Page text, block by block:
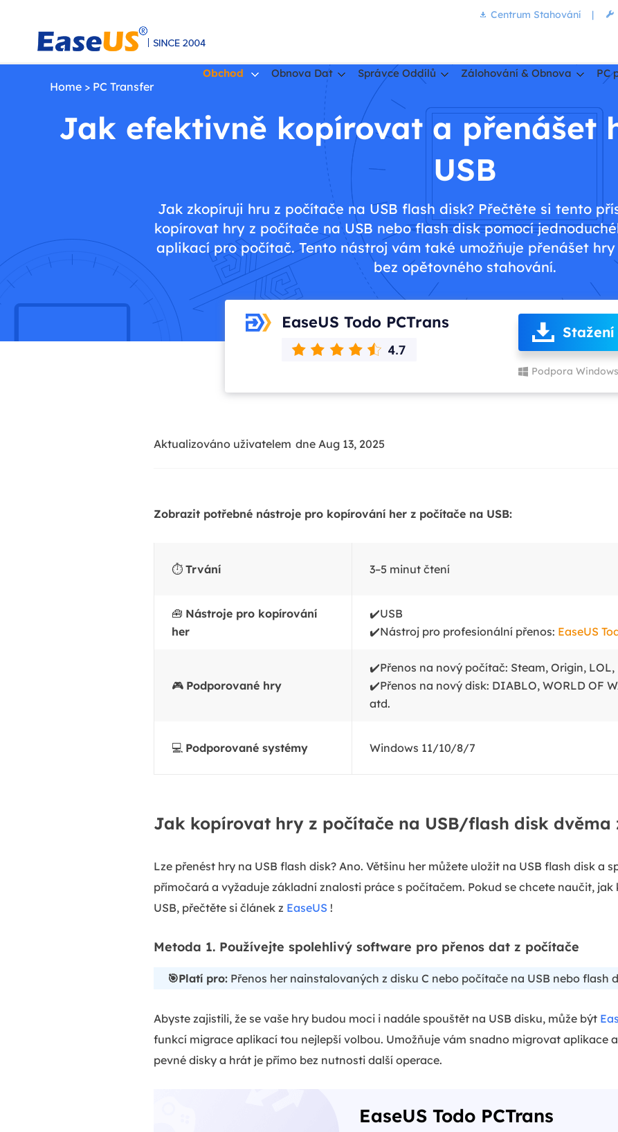
Centrum Stahování |
Obchod Obnova Dat Správce Oddílů Zálohování & Obnova PC
Home > PC Transfer
Jak efektivně kopírovat a přenášet
USB
Jak zkopíruji hru z počítače na USB flash disk? Přečtěte si tento
kopírovat hry z počítače na USB nebo flash disk pomocí
aplikací pro počítač. Tento nástroj vám také umožňuje přenášet
bez opětovného stahování.
EaseUS Todo PCTrans
Podpora
Aktualizováno uživatelem dne Aug 13, 2025
Zobrazit potřebné nástroje pro kopírování her z počítače na USB:
⏱️ Trvání 3–5 minut čtení
🧰 Nástroje pro kopírování
her
✔️USB
✔️Nástroj pro profesionální přenos: EaseUS
🎮 Podporované hry
✔️Přenos na nový počítač: Steam, Origin, LOL,
✔️Přenos na nový disk: DIABLO, WORLD OF
atd.
💻 Podporované systémy Windows 11/10/8/7
Jak kopírovat hry z počítače na USB/flash disk dvěma
Lze přenést hry na USB flash disk? Ano. Většinu her můžete uložit na USB flash disk a
přímočará a vyžaduje základní znalosti práce s počítačem. Pokud se chcete naučit,
USB, přečtěte si článek z EaseUS !
Metoda 1. Používejte spolehlivý software pro přenos dat z počítače
🎯Platí pro: Přenos her nainstalovaných z disku C nebo počítače na USB nebo flash
Abyste zajistili, že se vaše hry budou moci i nadále spouštět na USB disku, může být
funkcí migrace aplikací tou nejlepší volbou. Umožňuje vám snadno migrovat aplikace
pevné disky a hrát je přímo bez nutnosti další operace.
EaseUS Todo PCTrans